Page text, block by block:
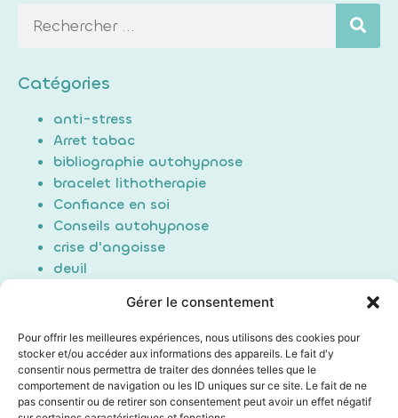
Gérer le consentement
Pour offrir les meilleures expériences, nous utilisons des cookies pour
stocker et/ou accéder aux informations des appareils. Le fait d'y
consentir nous permettra de traiter des données telles que le
comportement de navigation ou les ID uniques sur ce site. Le fait de ne
pas consentir ou de retirer son consentement peut avoir un effet négatif
Catégories
anti-stress
Arret tabac
bibliographie autohypnose
bracelet lithotherapie
Confiance en soi
Conseils autohypnose
crise d'angoisse
deuil
Formation Auto-hypnose
hypnose
maigrir / perte de poids
Non classé
poids du passé